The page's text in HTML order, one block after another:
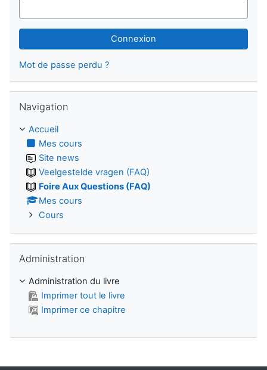
Mot de passe perdu ?
Navigation
Accueil
Mes cours
Site news
Veelgestelde vragen (FAQ)
Foire Aux Questions (FAQ)
Mes cours
Cours
Administration
Administration du livre
Imprimer tout le livre
Imprimer ce chapitre